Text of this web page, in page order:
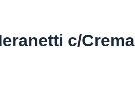
c/Crema